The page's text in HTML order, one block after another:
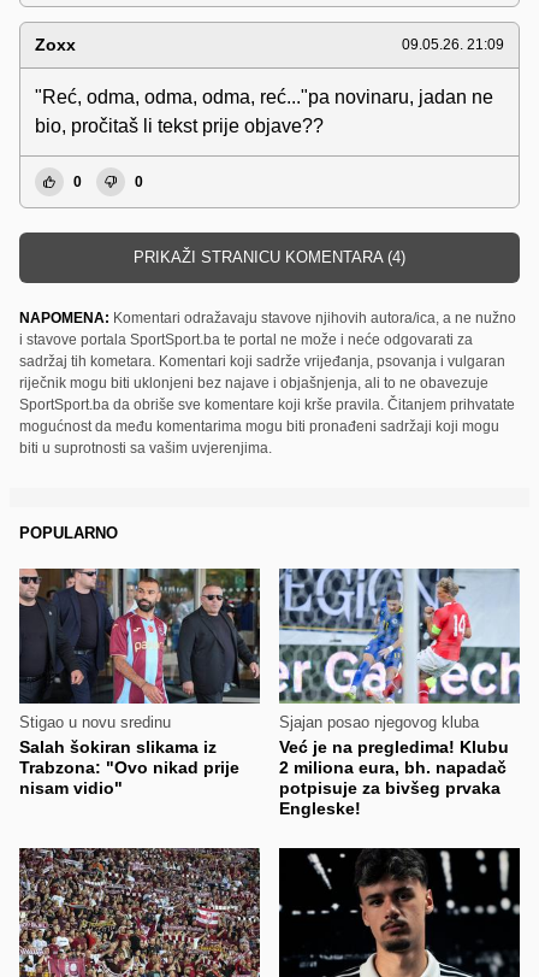
Zoxx 09.05.26. 21:09
"Reć, odma, odma, odma, reć..."pa novinaru, jadan ne
bio, pročitaš li tekst prije objave??
0 0
PRIKAŽI STRANICU KOMENTARA (4)
NAPOMENA: Komentari odražavaju stavove njihovih autora/ica, a ne nužno
i stavove portala SportSport.ba te portal ne može i neće odgovarati za
sadržaj tih kometara. Komentari koji sadrže vrijeđanja, psovanja i vulgaran
riječnik mogu biti uklonjeni bez najave i objašnjenja, ali to ne obavezuje
SportSport.ba da obriše sve komentare koji krše pravila. Čitanjem prihvatate
mogućnost da među komentarima mogu biti pronađeni sadržaji koji mogu
biti u suprotnosti sa vašim uvjerenjima.
POPULARNO
Stigao u novu sredinu
Salah šokiran slikama iz
Trabzona: "Ovo nikad prije
nisam vidio"
Sjajan posao njegovog kluba
Već je na pregledima! Klubu
2 miliona eura, bh. napadač
potpisuje za bivšeg prvaka
Engleske!